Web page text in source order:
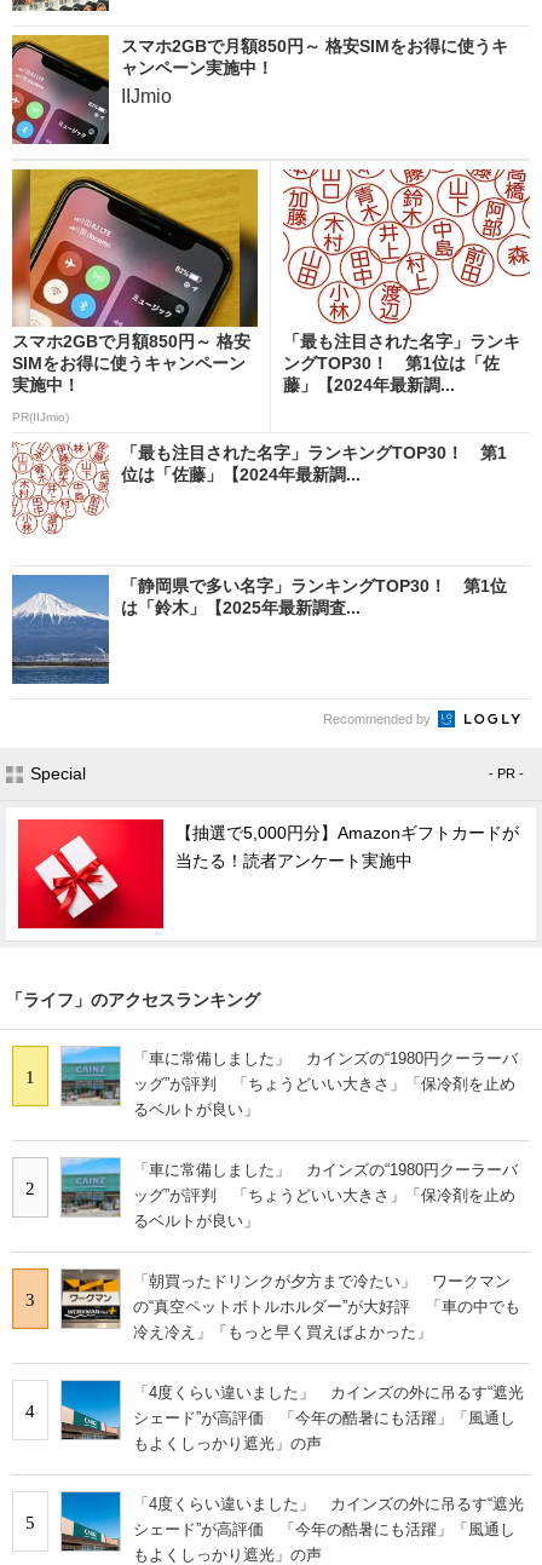
スマホ2GBで月額850円～ 格安SIMをお得に使うキ
ャンペーン実施中！
IIJmio
スマホ2GBで月額850円～ 格安
SIMをお得に使うキャンペーン
実施中！
PR(IIJmio)
「最も注目された名字」ランキ
ングTOP30！ 第1位は「佐
藤」【2024年最新調...
「最も注目された名字」ランキングTOP30！ 第1
位は「佐藤」【2024年最新調...
「静岡県で多い名字」ランキングTOP30！ 第1位
は「鈴木」【2025年最新調査...
Recommended by
Special - PR -
【抽選で5,000円分】Amazonギフトカードが
当たる！読者アンケート実施中
「ライフ」のアクセスランキング
1
「車に常備しました」 カインズの“1980円クーラーバ
ッグ”が評判 「ちょうどいい大きさ」「保冷剤を止め
るベルトが良い」
2
「車に常備しました」 カインズの“1980円クーラーバ
ッグ”が評判 「ちょうどいい大きさ」「保冷剤を止め
るベルトが良い」
3
「朝買ったドリンクが夕方まで冷たい」 ワークマン
の“真空ペットボトルホルダー”が大好評 「車の中でも
冷え冷え」「もっと早く買えばよかった」
4
「4度くらい違いました」 カインズの外に吊るす“遮光
シェード”が高評価 「今年の酷暑にも活躍」「風通し
もよくしっかり遮光」の声
5
「4度くらい違いました」 カインズの外に吊るす“遮光
シェード”が高評価 「今年の酷暑にも活躍」「風通し
もよくしっかり遮光」の声